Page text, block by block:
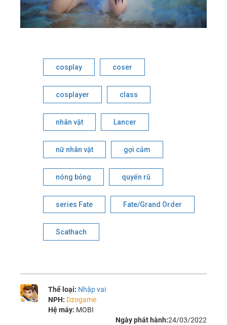
cosplay coser
cosplayer class
nhân vật Lancer
nữ nhân vật gợi cảm
nóng bỏng quyến rũ
series Fate Fate/Grand Order
Scathach
Thể loại: Nhập vai
NPH: Dzogame
Hệ máy: MOBI
Ngày phát hành:24/03/2022